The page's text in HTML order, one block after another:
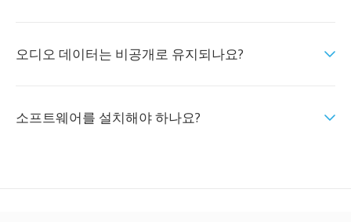
오디오 데이터는 비공개로 유지되나요?
소프트웨어를 설치해야 하나요?